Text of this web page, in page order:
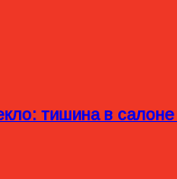
тишина в салоне